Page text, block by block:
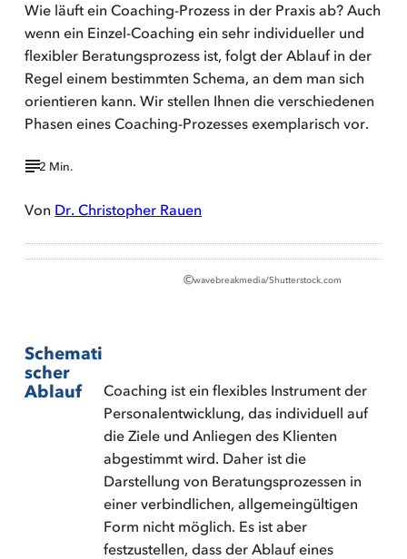
Wie läuft ein Coaching-Prozess in der Praxis ab? Auch
wenn ein Einzel-Coaching ein sehr individueller und
flexibler Beratungsprozess ist, folgt der Ablauf in der
Regel einem bestimmten Schema, an dem man sich
orientieren kann. Wir stellen Ihnen die verschiedenen
Phasen eines Coaching-Prozesses exemplarisch vor.
2 Min.
Von Dr. Christopher Rauen
©wavebreakmedia/Shutterstock.com
Schemati
scher
Ablauf
Coaching ist ein flexibles Instrument der
Personalentwicklung, das individuell auf
die Ziele und Anliegen des Klienten
abgestimmt wird. Daher ist die
Darstellung von Beratungsprozessen in
einer verbindlichen, allgemeingültigen
Form nicht möglich. Es ist aber
festzustellen, dass der Ablauf eines